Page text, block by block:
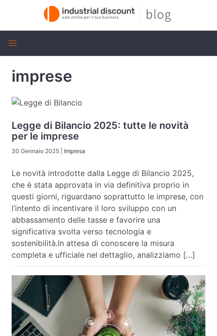
imprese
Legge di Bilancio 2025: tutte le novità
per le imprese
30 Gennaio 2025 Impresa
Le novità introdotte dalla Legge di Bilancio 2025,
che è stata approvata in via definitiva proprio in
questi giorni, riguardano soprattutto le imprese, con
l’intento di incentivare il loro sviluppo con un
abbassamento delle tasse e favorire una
significativa svolta verso tecnologia e
sostenibilità.In attesa di conoscere la misura
completa e ufficiale nel dettaglio, analizziamo […]